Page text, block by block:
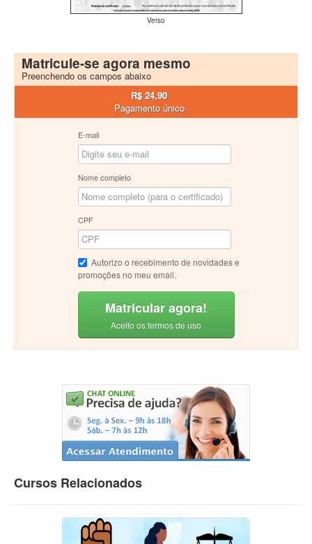
Verso
Matricule-se agora mesmo
Preenchendo os campos abaixo
R$ 24,90
Pagamento único
E-mail
Nome completo
CPF
Autorizo o recebimento de novidades e
promoções no meu email.
Matricular agora!
Aceito os termos de uso
Cursos Relacionados